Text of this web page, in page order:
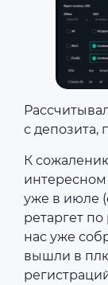
с депозита,
К
уже в июле
ретаргет
нас уже
вышли в